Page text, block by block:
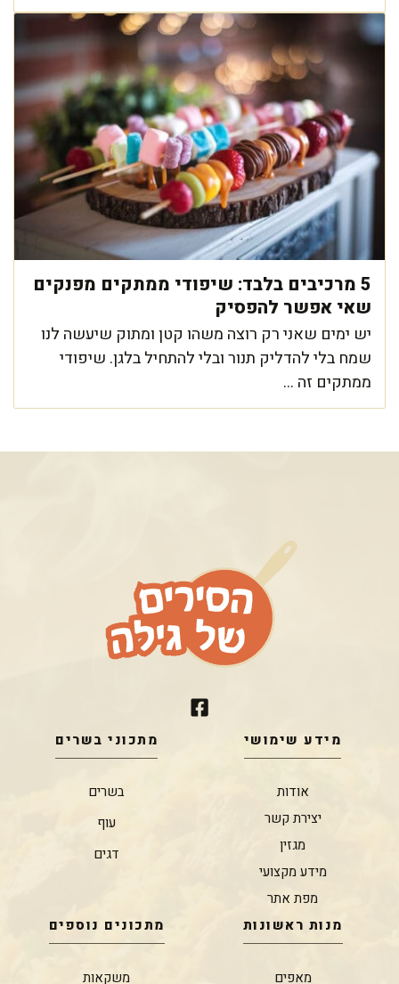
5 מרכיבים בלבד: שיפודי ממתקים מפנקים
שאי אפשר להפסיק
יש ימים שאני רק רוצה משהו קטן ומתוק שיעשה לנו
שמח בלי להדליק תנור ובלי להתחיל בלגן. שיפודי
ממתקים זה ...
מידע שימושי
אודות
יצירת קשר
מגזין
מידע מקצועי
מפת אתר
מתכוני בשרים
בשרים
עוף
דגים
מנות ראשונות
מאפים
מתכונים נוספים
משקאות